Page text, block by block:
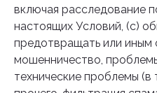
включая расследование
настоящих Условий, (c)
предотвращать или иным
мошенничество,
технические проблемы